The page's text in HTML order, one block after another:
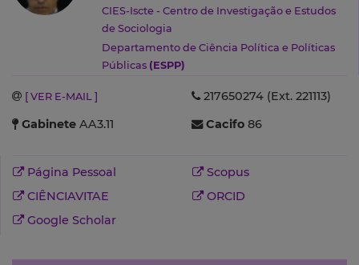
CIES-Iscte - Centro de Investigação e Estudos
de Sociologia
Departamento de Ciência Política e Políticas
Públicas (ESPP)
[ VER E-MAIL ]
217650274 (Ext. 221113)
Gabinete AA3.11 Cacifo 86
Página Pessoal
Scopus
CIÊNCIAVITAE
ORCID
Google Scholar